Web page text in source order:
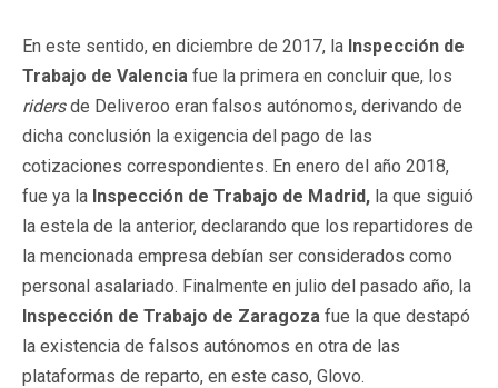
En este sentido, en diciembre de 2017, la Inspección de
Trabajo de Valencia fue la primera en concluir que, los
ridersde Deliveroo eran falsos autónomos, derivando de
dicha conclusión la exigencia del pago de las
cotizaciones correspondientes. En enero del año 2018,
fue ya la Inspección de Trabajo de Madrid, la que siguió
la estela de la anterior, declarando que los repartidores de
la mencionada empresa debían ser considerados como
personal asalariado. Finalmente en julio del pasado año, la
Inspección de Trabajo de Zaragoza fue la que destapó
la existencia de falsos autónomos en otra de las
plataformas de reparto, en este caso, Glovo.